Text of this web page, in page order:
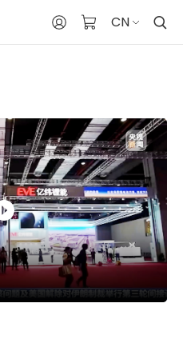
CN